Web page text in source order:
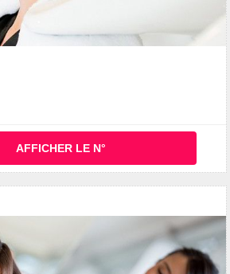
AFFICHER LE N°